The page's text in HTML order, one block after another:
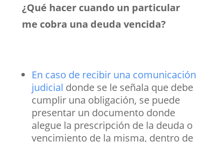
¿Qué hacer cuando un particular
me cobra una deuda vencida?
En caso de recibir una comunicación
judicial donde se le señala que debe
cumplir una obligación, se puede
presentar un documento donde
alegue la prescripción de la deuda o
vencimiento de la misma, dentro de